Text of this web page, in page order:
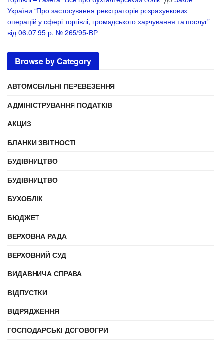
України “Про застосування реєстраторів розрахункових
операцій у сфері торгівлі, громадського харчування та послуг”
від 06.07.95 р. № 265/95-ВР
Browse by Category
АВТОМОБІЛЬНІ ПЕРЕВЕЗЕННЯ
АДМІНІСТРУВАННЯ ПОДАТКІВ
АКЦИЗ
БЛАНКИ ЗВІТНОСТІ
БУДІВНИЦТВО
БУДІВНИЦТВО
БУХОБЛІК
БЮДЖЕТ
ВЕРХОВНА РАДА
ВЕРХОВНИЙ СУД
ВИДАВНИЧА СПРАВА
ВІДПУСТКИ
ВІДРЯДЖЕННЯ
ГОСПОДАРСЬКІ ДОГОВОГРИ